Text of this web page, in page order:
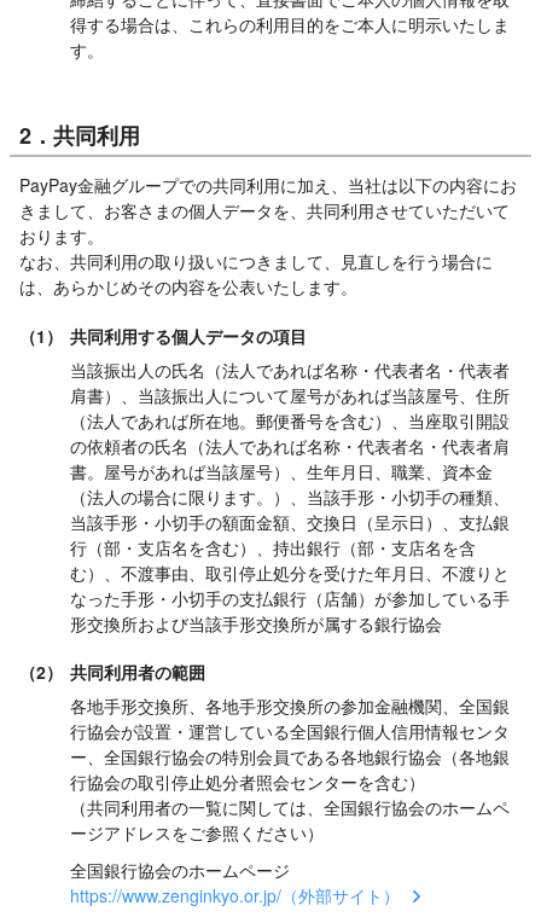
得する場合は、これらの利用目的をご本人に明示いたしま
す。
2．共同利用
PayPay金融グループでの共同利用に加え、当社は以下の内容にお
きまして、お客さまの個人データを、共同利用させていただいて
おります。
なお、共同利用の取り扱いにつきまして、見直しを行う場合に
は、あらかじめその内容を公表いたします。
（1）
共同利用する個人データの項目
当該振出人の氏名（法人であれば名称・代表者名・代表者
肩書）、当該振出人について屋号があれば当該屋号、住所
（法人であれば所在地。郵便番号を含む）、当座取引開設
の依頼者の氏名（法人であれば名称・代表者名・代表者肩
書。屋号があれば当該屋号）、生年月日、職業、資本金
（法人の場合に限ります。）、当該手形・小切手の種類、
当該手形・小切手の額面金額、交換日（呈示日）、支払銀
行（部・支店名を含む）、持出銀行（部・支店名を含
む）、不渡事由、取引停止処分を受けた年月日、不渡りと
なった手形・小切手の支払銀行（店舗）が参加している手
形交換所および当該手形交換所が属する銀行協会
（2）
共同利用者の範囲
各地手形交換所、各地手形交換所の参加金融機関、全国銀
行協会が設置・運営している全国銀行個人信用情報センタ
ー、全国銀行協会の特別会員である各地銀行協会（各地銀
行協会の取引停止処分者照会センターを含む）
（共同利用者の一覧に関しては、全国銀行協会のホームペ
ージアドレスをご参照ください）
全国銀行協会のホームページ
https://www.zenginkyo.or.jp/（外部サイト）